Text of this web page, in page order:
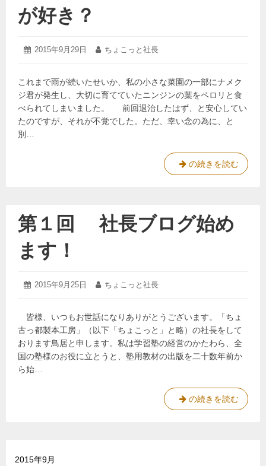
が好き？
投
2015年9月29日
2015
月
13
日
投
ちょこっと社長
これまで雨が続いたせいか、私の小さな菜園の一部にナメク
ジ君が発生し、大切に育てていたニンジンの葉をペロリと食
べられてしまいました。 前回退治したはず、と安心してい
たのですが、それが不覚でした。ただ、幸い念の為に、と
別…
第
２
ク
好
き？
の続きを読む
第１回 社長ブログ始め
ます！
投
2015年9月25日
2015
月
25
日
投
ちょこっと社長
皆様、いつもお世話になりありがとうございます。「ちょ
古っ都製本工房」（以下「ちょこっと」と略）の社長をして
おります鳥居と申します。私は学習塾の経営のかたわら、全
国の塾様のお役に立とうと、塾用教材の出版を二十数年前か
ら始…
第
１
の続きを読む
2015年9月